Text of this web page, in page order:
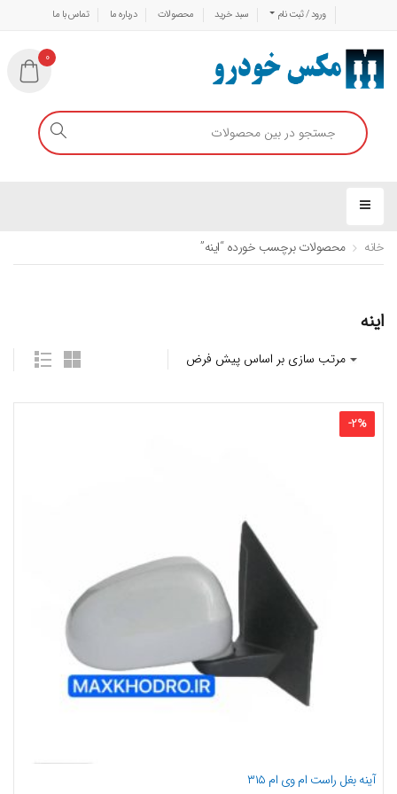
ورود / ثبت نام سبد خرید محصولات درباره ما تماس با ما
0
خانه محصولات برچسب خورده “اینه”
اینه
-2%
آینه بغل راست ام وی ام ۳۱۵